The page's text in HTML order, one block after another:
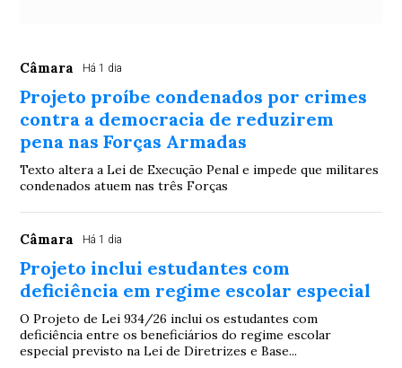
Câmara Há 1 dia
Projeto proíbe condenados por crimes
contra a democracia de reduzirem
pena nas Forças Armadas
Texto altera a Lei de Execução Penal e impede que militares
condenados atuem nas três Forças
Câmara Há 1 dia
Projeto inclui estudantes com
deficiência em regime escolar especial
O Projeto de Lei 934/26 inclui os estudantes com
deficiência entre os beneficiários do regime escolar
especial previsto na Lei de Diretrizes e Base...